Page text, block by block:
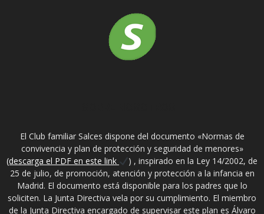
El Club familiar Salces dispone del documento «Normas de
convivencia y plan de protección y seguridad de menores»
(descarga el PDF en este link
) , inspirado en la Ley 14/2002, de
25 de julio, de promoción, atención y protección a la infancia en
Madrid. El documento está disponible para los padres que lo
soliciten. La Junta Directiva vela por su cumplimiento. El miembro
de la Junta Directiva encargado de supervisar este plan es Álvaro